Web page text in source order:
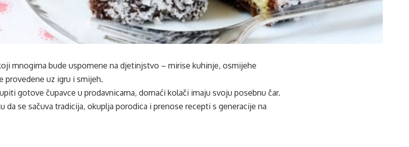
mnogima bude uspomene na djetinjstvo – mirise kuhinje, osmijehe
provedene uz igru i smijeh.
gotove čupavce u prodavnicama, domaći kolači imaju svoju posebnu čar.
da se sačuva tradicija, okuplja porodica i prenose recepti s generacije na